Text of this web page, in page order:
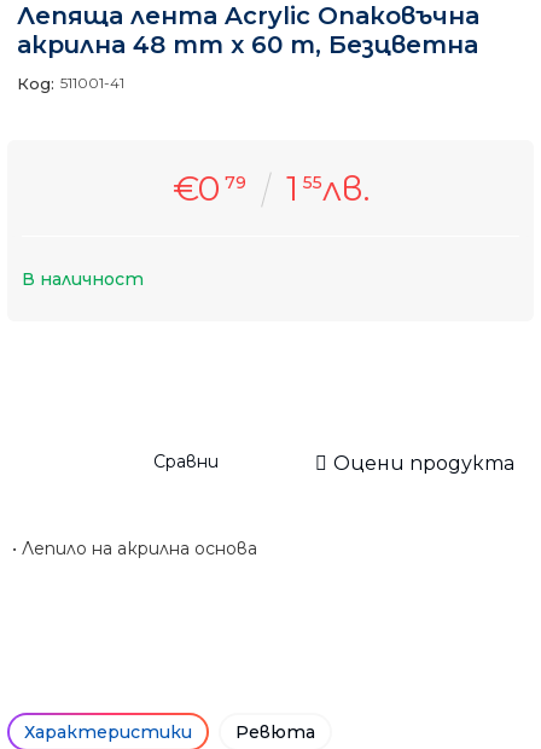
Лепяща лента Acrylic Опаковъчна
акрилна 48 mm x 60 m, Безцветна
Код: 511001-41
€0 79 1 55лв.
В наличност
Сравни Оцени продукта
• Лепило на акрилна основа
Характеристики Ревюта